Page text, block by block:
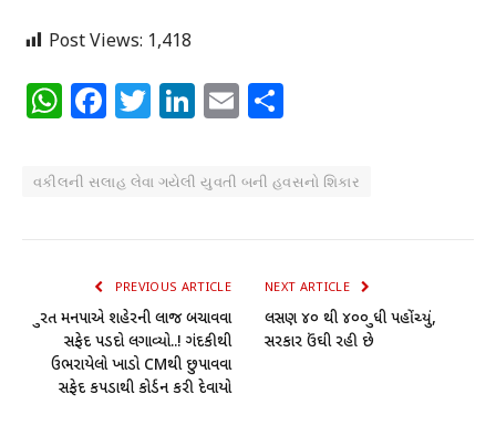
Post Views: 1,418
WhatsApp
Facebook
Twitter
LinkedIn
Email
વકીલની સલાહ લેવા ગયેલી યુવતી બની હવસનો શિકાર
PREVIOUS ARTICLE
સુરત મનપાએ શહેરની લાજ બચાવવા
સફેદ પડદો લગાવ્યો..! ગંદકીથી
ઉભરાયેલો ખાડો CMથી છુપાવવા
સફેદ કપડાથી કોર્ડન કરી દેવાયો
NEXT ARTICLE
લસણ ૪૦ થી ૪૦૦ સુધી પહોંચ્યું,
સરકાર ઉંઘી રહી છે